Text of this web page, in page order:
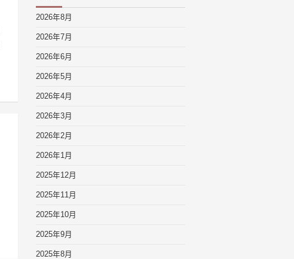
2026年8月
2026年7月
2026年6月
2026年5月
2026年4月
2026年3月
2026年2月
2026年1月
2025年12月
2025年11月
2025年10月
2025年9月
2025年8月